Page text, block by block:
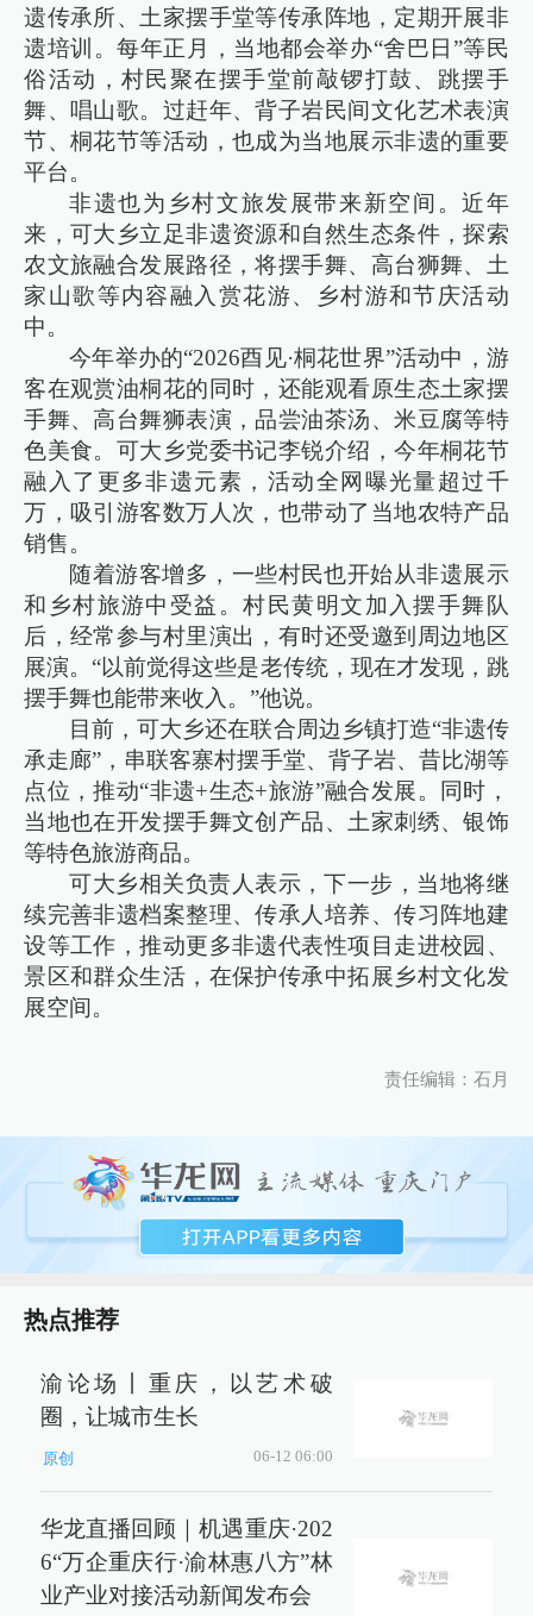
遗传承所、土家摆手堂等传承阵地，定期开展非
遗培训。每年正月，当地都会举办“舍巴日”等民
俗活动，村民聚在摆手堂前敲锣打鼓、跳摆手
舞、唱山歌。过赶年、背子岩民间文化艺术表演
节、桐花节等活动，也成为当地展示非遗的重要
平台。
非遗也为乡村文旅发展带来新空间。近年
来，可大乡立足非遗资源和自然生态条件，探索
农文旅融合发展路径，将摆手舞、高台狮舞、土
家山歌等内容融入赏花游、乡村游和节庆活动
中。
今年举办的“2026酉见·桐花世界”活动中，游
客在观赏油桐花的同时，还能观看原生态土家摆
手舞、高台舞狮表演，品尝油茶汤、米豆腐等特
色美食。可大乡党委书记李锐介绍，今年桐花节
融入了更多非遗元素，活动全网曝光量超过千
万，吸引游客数万人次，也带动了当地农特产品
销售。
随着游客增多，一些村民也开始从非遗展示
和乡村旅游中受益。村民黄明文加入摆手舞队
后，经常参与村里演出，有时还受邀到周边地区
展演。“以前觉得这些是老传统，现在才发现，跳
摆手舞也能带来收入。”他说。
目前，可大乡还在联合周边乡镇打造“非遗传
承走廊”，串联客寨村摆手堂、背子岩、昔比湖等
点位，推动“非遗+生态+旅游”融合发展。同时，
当地也在开发摆手舞文创产品、土家刺绣、银饰
等特色旅游商品。
可大乡相关负责人表示，下一步，当地将继
续完善非遗档案整理、传承人培养、传习阵地建
设等工作，推动更多非遗代表性项目走进校园、
景区和群众生活，在保护传承中拓展乡村文化发
展空间。
责任编辑：石月
热点推荐
渝论场丨重庆，以艺术破
圈，让城市生长
原创 06-12 06:00
华龙直播回顾｜机遇重庆·202
6“万企重庆行·渝林惠八方”林
业产业对接活动新闻发布会